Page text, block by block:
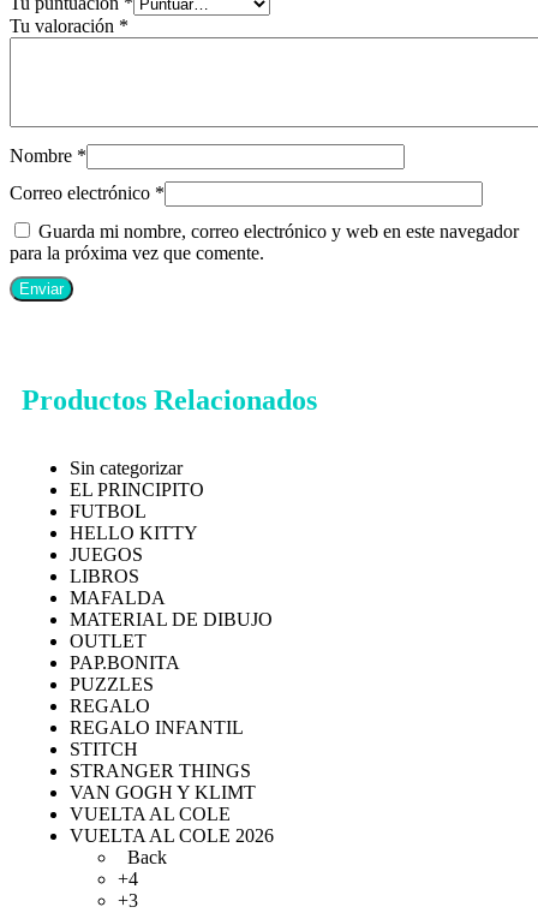
Tu valoración *
Nombre *
Correo electrónico *
Guarda mi nombre, correo electrónico y web en este navegador
para la próxima vez que comente.
Productos Relacionados
Sin categorizar
EL PRINCIPITO
FUTBOL
HELLO KITTY
JUEGOS
LIBROS
MAFALDA
MATERIAL DE DIBUJO
OUTLET
PAP.BONITA
PUZZLES
REGALO
REGALO INFANTIL
STITCH
STRANGER THINGS
VAN GOGH Y KLIMT
VUELTA AL COLE
VUELTA AL COLE 2026
Back
+4
+3